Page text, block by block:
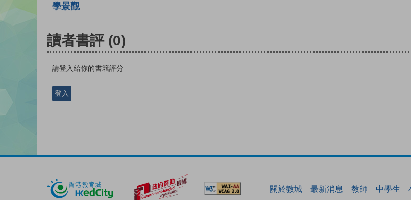
學景觀
讀者書評 (0)
請登入給你的書籍評分
登入
關於教城 最新消息 教師 中學生